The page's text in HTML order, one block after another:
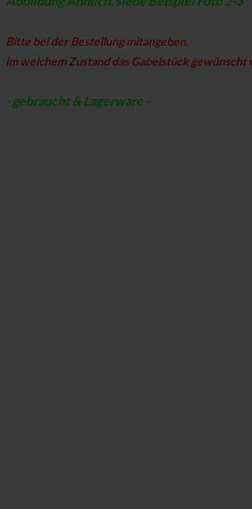
Bitte bei der Bestellung mitangeben,
im welchem Zustand das Gabelstück gewünscht
- gebraucht & Lagerware -